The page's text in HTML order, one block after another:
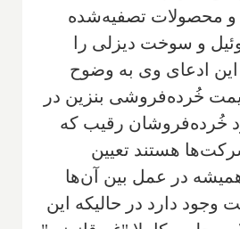
و محصولات تصفیه‌شده
و سوخت دیزلی را
ادعای وی به وضوح
خُرده‌فروشی بنزین در
خُرده‌فروشان رقیب که
هستند تعیین
در عمل بین آن‌ها
وجود دارد در حالیکه این